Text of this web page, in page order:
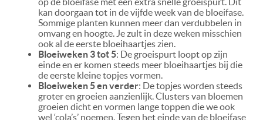
kan doorgaan tot in de vijfde week van de bloeifase.
Sommige planten kunnen meer dan verdubbelen in
omvang en hoogte. Je zult in deze weken misschien
ook al de eerste bloeihaartjes zien.
Bloeiweken 3 tot 5: De groeispurt loopt op zijn
einde en er komen steeds meer bloeihaartjes bij die
de eerste kleine topjes vormen.
Bloeiweken 5 en verder: De topjes worden steeds
groter en groeien aanzienlijk. Clusters van bloemen
groeien dicht en vormen lange toppen die we ook
wel ‘cola’s’ noemen. Tegen het einde van de bloeifase